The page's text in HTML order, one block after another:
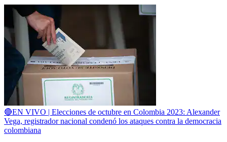
🔴EN VIVO | Elecciones de octubre en Colombia 2023: Alexander
Vega, registrador nacional condenó los ataques contra la democracia
colombiana